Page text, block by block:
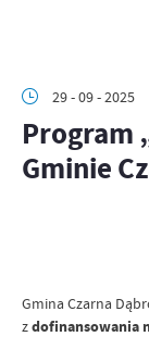
29 - 09 - 2025
Program
Gminie
Gmina Czarna
zdofinansowania